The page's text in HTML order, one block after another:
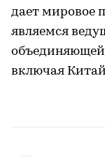
дает мировое
являемся
объединяющей
включая